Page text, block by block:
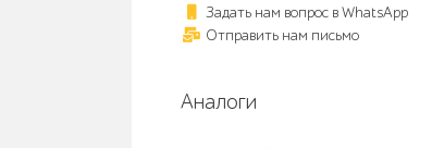
Задать нам вопрос в WhatsApp
Отправить нам письмо
Аналоги